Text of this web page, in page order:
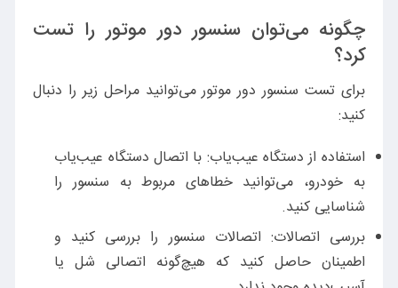
چگونه می‌توان سنسور دور موتور را تست
کرد؟
برای تست سنسور دور موتور می‌توانید مراحل زیر را دنبال
کنید:
استفاده از دستگاه عیب‌یاب: با اتصال دستگاه عیب‌یاب
به خودرو، می‌توانید خطاهای مربوط به سنسور را
شناسایی کنید.
بررسی اتصالات: اتصالات سنسور را بررسی کنید و
اطمینان حاصل کنید که هیچ‌گونه اتصالی شل یا